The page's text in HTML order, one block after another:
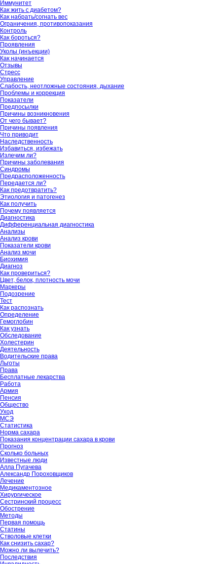
Иммунитет
Как жить с диабетом?
Как набрать/согнать вес
Ограничения, противопоказания
Контроль
Как бороться?
Проявления
Уколы (инъекции)
Как начинается
Отзывы
Стресс
Управление
Слабость, неотложные состояния, дыхание
Проблемы и коррекция
Показатели
Предпосылки
Причины возникновения
От чего бывает?
Причины появления
Что приводит
Наследственность
Избавиться, избежать
Излечим ли?
Причины заболевания
Синдромы
Предрасположенность
Передается ли?
Как предотвратить?
Этиология и патогенез
Как получить
Почему появляется
Диагностика
Дифференциальная диагностика
Анализы
Анализ крови
Показатели крови
Анализ мочи
Биохимия
Диагноз
Как провериться?
Цвет, белок, плотность мочи
Маркеры
Подозрение
Тест
Как распознать
Определение
Гемоглобин
Как узнать
Обследование
Холестерин
Деятельность
Водительские права
Льготы
Права
Бесплатные лекарства
Работа
Армия
Пенсия
Общество
Уход
МСЭ
Статистика
Норма сахара
Показания концентрации сахара в крови
Прогноз
Сколько больных
Известные люди
Алла Пугачева
Александр Пороховщиков
Лечение
Медикаментозное
Хирургическое
Сестринский процесс
Обострение
Методы
Первая помощь
Статины
Стволовые клетки
Как снизить сахар?
Можно ли вылечить?
Последствия